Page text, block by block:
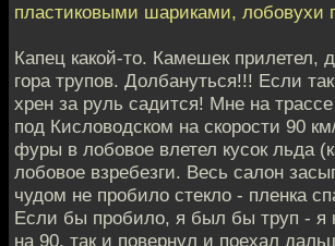
пластиковыми шариками, лобовухи
Капец какой-то. Камешек прилетел,
гора трупов. Долбануться!!! Если
хрен за руль садится! Мне на
под Кисловодском на скорости 90
фуры в лобовое влетел кусок льда
лобовое взребезги. Весь салон
чудом не пробило стекло - пленка
Если бы пробило, я был бы труп - я
на 90, так и повернул и поехал